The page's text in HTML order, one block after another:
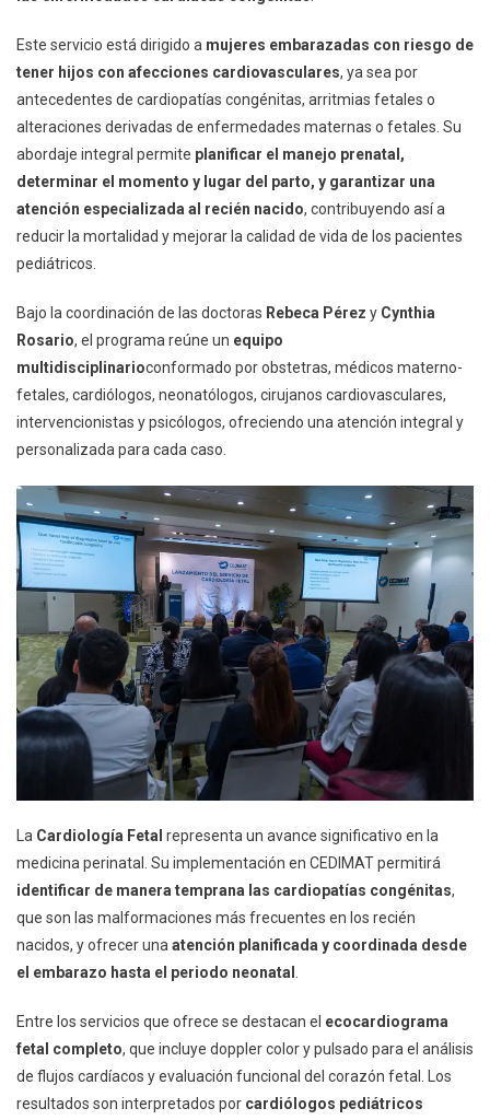
Este servicio está dirigido a mujeres embarazadas con riesgo de
tener hijos con afecciones cardiovasculares, ya sea por
antecedentes de cardiopatías congénitas, arritmias fetales o
alteraciones derivadas de enfermedades maternas o fetales. Su
abordaje integral permite planificar el manejo prenatal,
determinar el momento y lugar del parto, y garantizar una
atención especializada al recién nacido, contribuyendo así a
reducir la mortalidad y mejorar la calidad de vida de los pacientes
pediátricos.
Bajo la coordinación de las doctoras Rebeca Pérez y Cynthia
Rosario, el programa reúne un equipo
multidisciplinarioconformado por obstetras, médicos materno-
fetales, cardiólogos, neonatólogos, cirujanos cardiovasculares,
intervencionistas y psicólogos, ofreciendo una atención integral y
personalizada para cada caso.
La Cardiología Fetal representa un avance significativo en la
medicina perinatal. Su implementación en CEDIMAT permitirá
identificar de manera temprana las cardiopatías congénitas,
que son las malformaciones más frecuentes en los recién
nacidos, y ofrecer unaatención planificada y coordinada desde
el embarazo hasta el periodo neonatal .
Entre los servicios que ofrece se destacan el ecocardiograma
fetal completo, que incluye doppler color y pulsado para el análisis
de flujos cardíacos y evaluación funcional del corazón fetal. Los
resultados son interpretados por cardiólogos pediátricos